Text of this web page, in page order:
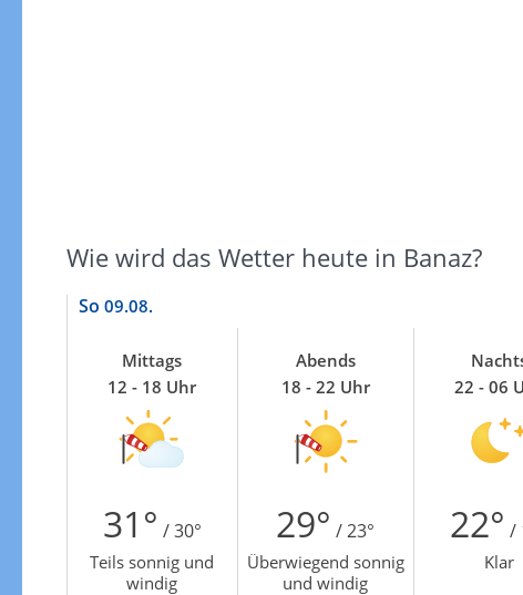
Wie wird das Wetter heute in Banaz?
So 09.08.
Mittags
12 - 18 Uhr
Abends
18 - 22 Uhr
22 - 06
31° / 30° 29° / 23° 22° /
Teils sonnig und
windig
Überwiegend sonnig
und windig
Klar
Windgeschwindigkeiten in 3h
Zur Windgeschwindigkeitenkarte